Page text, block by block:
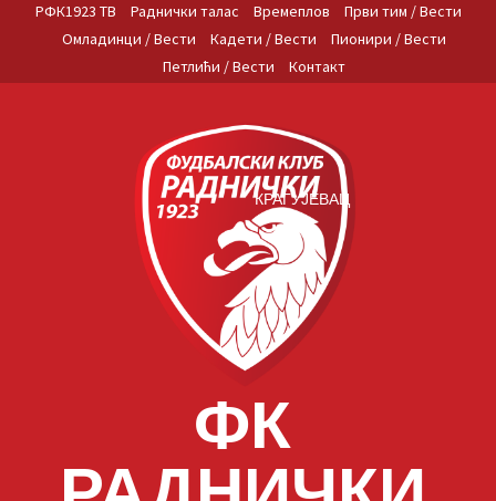
РФК1923 ТВ Раднички талас Времеплов
Први тим / Вести
Омладинци / Вести
Кадети / Вести
Пионири / Вести
Петлићи / Вести
Контакт
ФК
КРАГУЈЕВАЦ